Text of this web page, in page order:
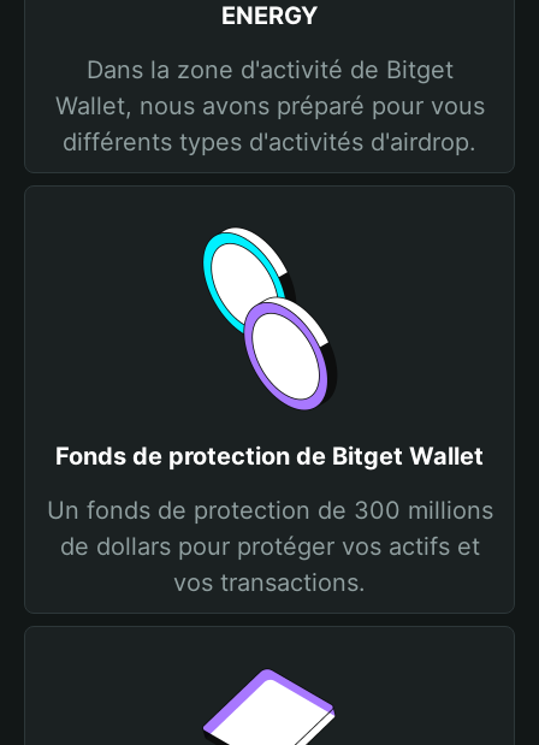
ENERGY
Dans la zone d'activité de Bitget
Wallet, nous avons préparé pour vous
différents types d'activités d'airdrop.
Fonds de protection de Bitget Wallet
Un fonds de protection de 300 millions
de dollars pour protéger vos actifs et
vos transactions.